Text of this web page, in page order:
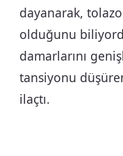
dayanarak,
olduğunu
damarlarını
tansiyonu
ilaçtı.